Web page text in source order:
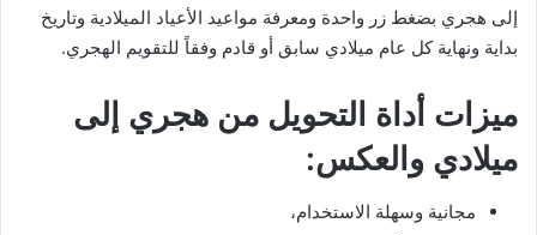
إلى هجري بضغط زر واحدة ومعرفة مواعيد الأعياد الميلادية وتاريخ
بداية ونهاية كل عام ميلادي سابق أو قادم وفقاً للتقويم الهجري.
ميزات أداة التحويل من هجري إلى
ميلادي والعكس:
مجانية وسهلة الاستخدام،